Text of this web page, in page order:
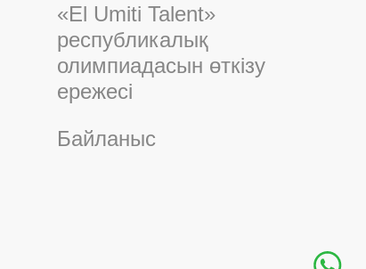
«El Umiti Talent»
республикалық
олимпиадасын өткізу
ережесі
Байланыс